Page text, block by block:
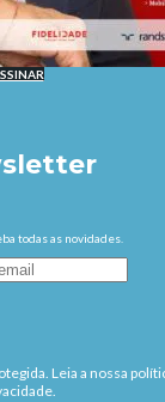
todas as novidades.
Leia a nossa